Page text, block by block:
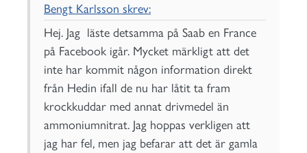
Bengt Karlsson skrev:
Hej. Jag läste detsamma på Saab en France
på Facebook igår. Mycket märkligt att det
inte har kommit någon information direkt
från Hedin ifall de nu har låtit ta fram
krockkuddar med annat drivmedel än
ammoniumnitrat. Jag hoppas verkligen att
jag har fel, men jag befarar att det är gamla